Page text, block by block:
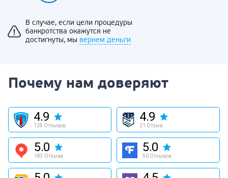
В случае, если цели процедуры
банкротства окажутся не
достигнуты, мы вернем деньги
Почему нам доверяют
4.9
128 Отзывов
4.9
21 Отзыв
5.0
183 Отзыва
5.0
50 Отзывов